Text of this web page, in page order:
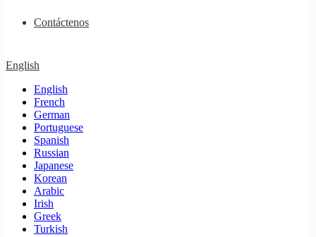
Contáctenos
English
English
French
German
Portuguese
Spanish
Russian
Japanese
Korean
Arabic
Irish
Greek
Turkish